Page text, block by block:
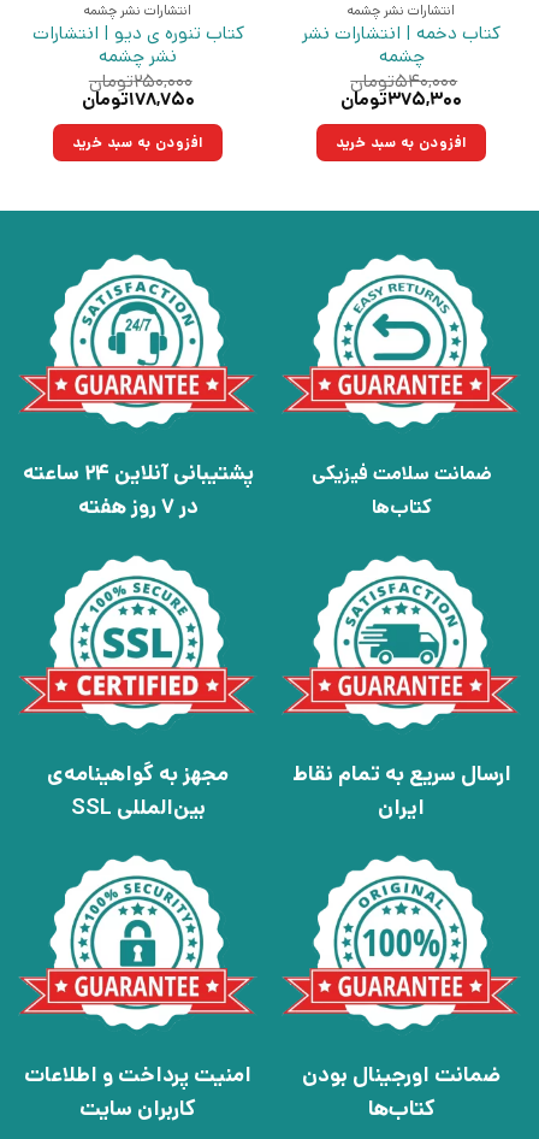
انتشارات نشر چشمه
کتاب دخمه | انتشارات نشر
چشمه
۵۴۰,۰۰۰تومان
قیمت
۵۴۰,۰۰۰تومان
بود.
۳۷۵,۳۰۰تومان
۳۷۵,۳۰۰تومان.افزودن به سبد خرید
انتشارات نشر چشمه
کتاب تنوره ی دیو | انتشارات
نشر چشمه
۲۵۰,۰۰۰تومان
قیمت
۲۵۰,۰۰۰تومان
بود.
۱۷۸,۷۵۰تومان
۱۷۸,۷۵۰تومان.افزودن به سبد خرید
ضمانت سلامت فیزیکی
کتاب‌ها
پشتیبانی آنلاین 24 ساعته
در 7 روز هفته
ارسال سریع به تمام نقاط
ایران
مجهز به گواهینامه‌ی
بین‌المللی SSL
ضمانت اورجینال بودن
کتاب‌ها
امنیت پرداخت و اطلاعات
کاربران سایت